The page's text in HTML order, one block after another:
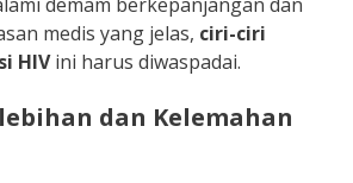
medis yang jelas, ciri-ciri
HIVini harus diwaspadai.
dan Kelemahan